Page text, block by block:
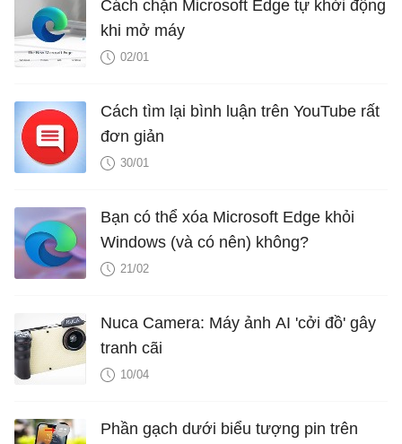
Cách chặn Microsoft Edge tự khởi động
khi mở máy
02/01
Cách tìm lại bình luận trên YouTube rất
đơn giản
30/01
Bạn có thể xóa Microsoft Edge khỏi
Windows (và có nên) không?
21/02
Nuca Camera: Máy ảnh AI 'cởi đồ' gây
tranh cãi
10/04
Phần gạch dưới biểu tượng pin trên